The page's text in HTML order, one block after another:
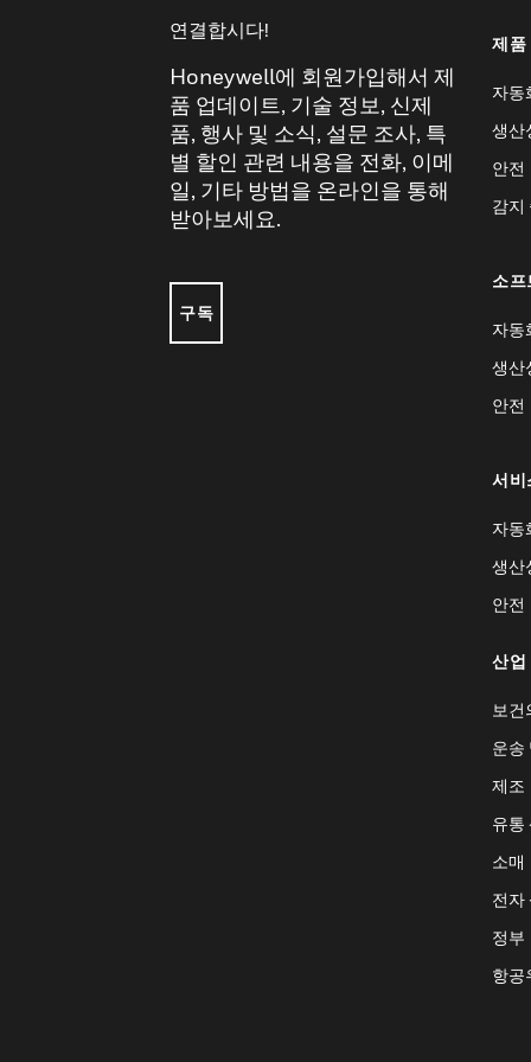
연결합시다!
Honeywell에 회원가입해서 제
품 업데이트, 기술 정보, 신제
품, 행사 및 소식, 설문 조사, 특
별 할인 관련 내용을 전화, 이메
일, 기타 방법을 온라인을 통해
받아보세요.
구독
제품
자동
생산
안전
감지
소프
자동
생산
안전
서비
자동
생산
안전
산업
보건
운송
제조
유통
소매
전자
정부
항공